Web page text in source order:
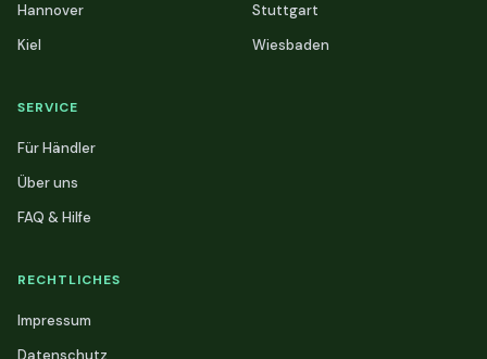
Hannover
Kiel
Stuttgart
Wiesbaden
SERVICE
Für Händler
Über uns
FAQ & Hilfe
RECHTLICHES
Impressum
Datenschutz